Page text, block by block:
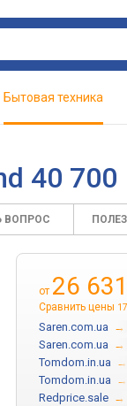
Бытовая техника
40 700
ВОПРОС
от 26 631
Сравнить цены 17
Saren.com.ua →
Saren.com.ua →
Tomdom.in.ua →
Tomdom.in.ua →
Redprice.sale →